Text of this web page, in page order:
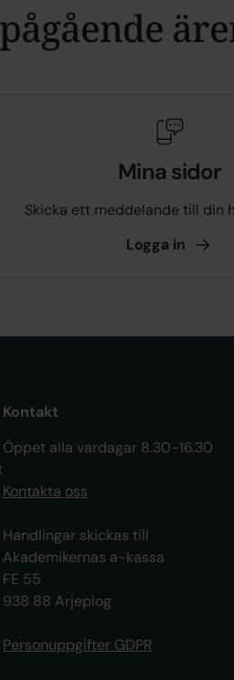
Mina sidor
Skicka ett meddelande till din
Logga in
Kontakt
Öppet alla vardagar 8.30-16.30
Kontakta oss
Handlingar skickas till
Akademikernas a-kassa
FE 55
938 88 Arjeplog
Personuppgifter GDPR